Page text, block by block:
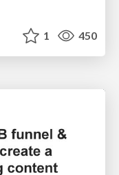
1 450